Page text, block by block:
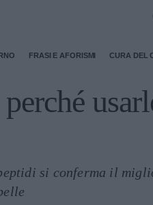
FRASI E AFORISMI CURA DEL
si conferma il